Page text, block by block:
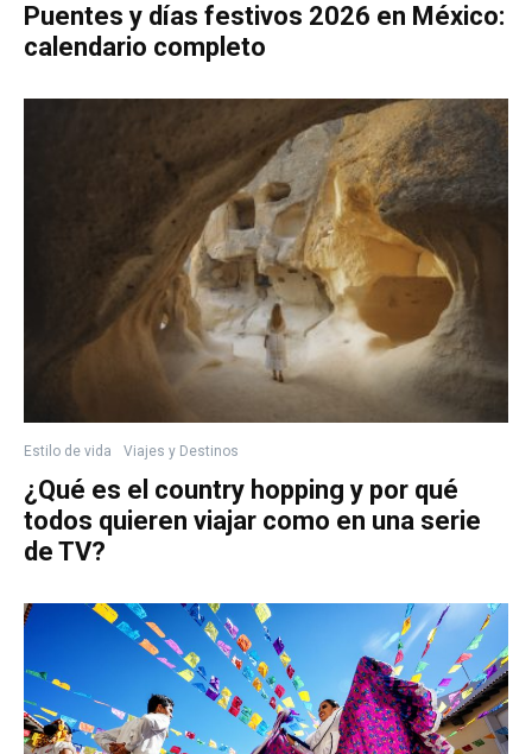
Puentes y días festivos 2026 en México:
calendario completo
Estilo de vida Viajes y Destinos
¿Qué es el country hopping y por qué
todos quieren viajar como en una serie
de TV?